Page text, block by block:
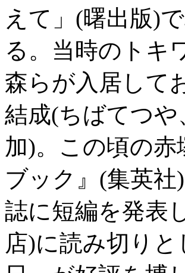
えて」(曙出版)
る。当時のトキ
森らが入居して
結成(ちばてつ
加)。この頃の
ブック』(集英
誌に短編を発表
店)に読み切り